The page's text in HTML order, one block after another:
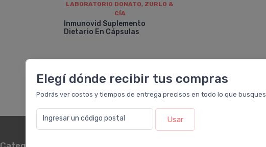
Elegí dónde recibir tus compras
Podrás ver costos y tiempos de entrega precisos en todo lo que busques.
Ingresar un código postal Usar
LABORATORIO DONATO, ZURLO &
CÍA
Inmunovid Suplemento
Dietario En Cápsulas